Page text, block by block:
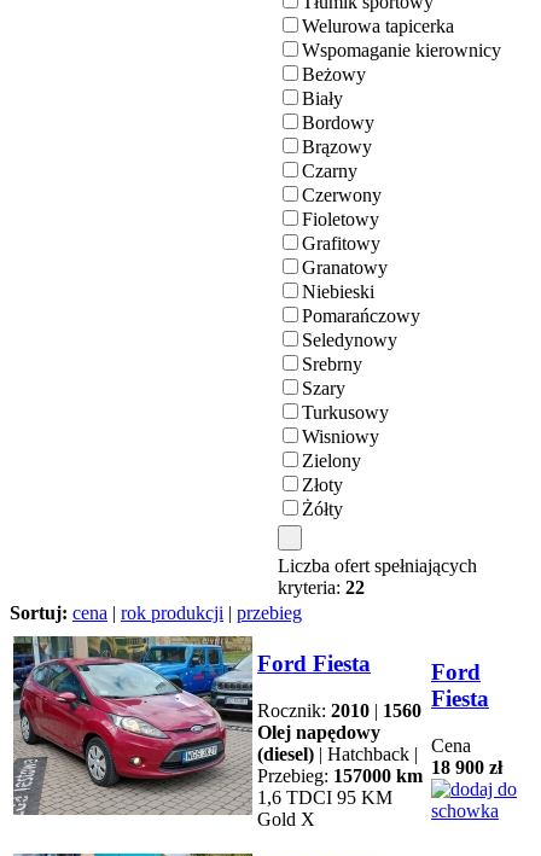
Welurowa tapicerka
Wspomaganie kierownicy
Beżowy
Biały
Bordowy
Brązowy
Czarny
Czerwony
Fioletowy
Grafitowy
Granatowy
Niebieski
Pomarańczowy
Seledynowy
Srebrny
Szary
Turkusowy
Wisniowy
Zielony
Złoty
Żółty
Liczba ofert spełniających
kryteria: 22
Sortuj: cena | rok produkcji | przebieg
Ford Fiesta
Rocznik: 2010 | 1560
Olej napędowy
(diesel) | Hatchback |
Przebieg: 157000 km
1,6 TDCI 95 KM
Gold X
Ford
Fiesta
Cena
18 900 zł